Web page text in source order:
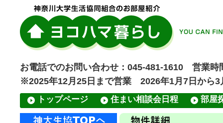
お電話でのお問い合わせ：045-481-1610 営
※2025年12月25日まで営業 2026年1月7日から
トップページ 住まい相談会日程 部屋